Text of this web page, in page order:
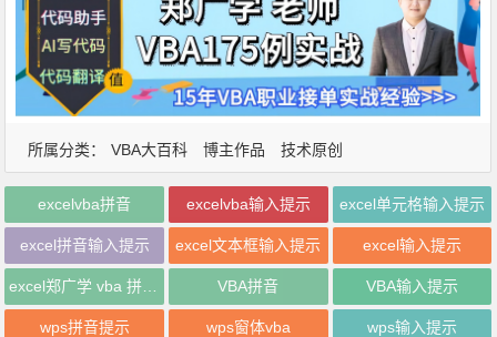
所属分类： VBA大百科 博主作品 技术原创
excelvba拼音 excelvba输入提示 excel单元格输入提示
excel拼音输入提示 excel文本框输入提示 excel输入提示
VBA拼音 VBA输入提示
wps拼音提示 wps窗体vba wps输入提示